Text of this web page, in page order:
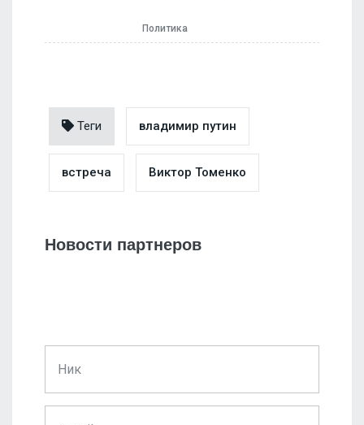
Политика
Теги владимир путин
встреча Виктор Томенко
Новости партнеров